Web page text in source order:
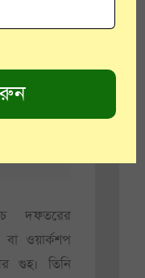
গ্রাম
দফতরের
বা ওয়ার্কশপ
গুহ। তিনি